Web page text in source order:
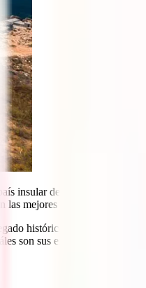
insular del Mediterráneo, en
mejores coberturas.
histórico brutal y quieres
son sus extraordinarias